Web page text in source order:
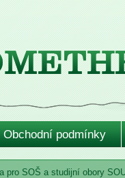
Obchodní podmínky
pro SOŠ a studijní obory